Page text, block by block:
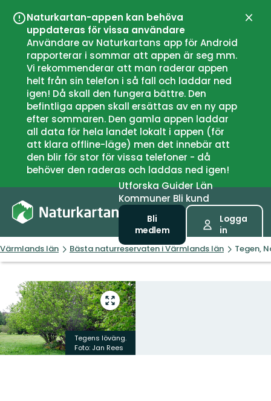
Naturkartan-appen kan behöva
uppdateras för vissa användare
Användare av Naturkartans app för Android
rapporterar i sommar att appen är seg mm.
Vi rekommenderar att man raderar appen
helt från sin telefon i så fall och laddar ned
igen! Då skall den fungera bättre. Den
befintliga appen skall ersättas av en ny app
efter sommaren. Den gamla appen laddar
all data för hela landet lokalt i appen (för
att klara offline-läge) men det innebär att
den blir för stor för vissa telefoner - då
behöver den raderas och laddas ned igen!
UtforskaGuiderLän
Kommuner Bli kund
Bli
medlem
Logga
in
Värmlands län Bästa naturreservaten i Värmlands län Tegen,
Gå
till
helskärmsläge
Tegens löväng.
Foto: Jan Rees